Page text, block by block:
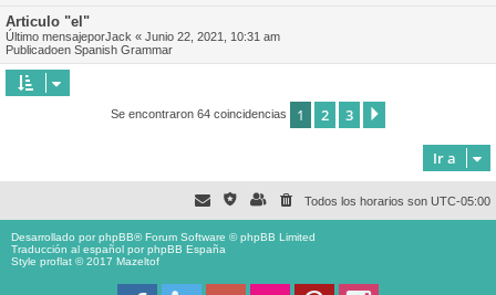
Articulo "el"
Último mensajeporJack « Junio 22, 2021, 10:31 am
Publicadoen Spanish Grammar
Se encontraron 64 coincidencias 1 2 3
Ir a
Todos los horarios son UTC-05:00
Desarrollado porphpBB® Forum Software © phpBB Limited
Traducción al español porphpBB España
Style proflat © 2017 Mazeltof